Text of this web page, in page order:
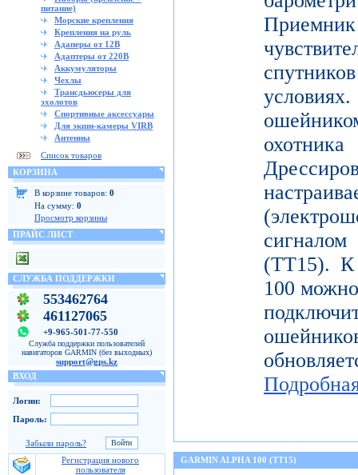
питание)
Морские крепления
Крепления на руль
Адаперы от 12В
Адаптеры от 220В
Аккумуляторы
Чехлы
Трансдьюсеры для
эхолотов
Спортивные аксессуары
Для экшн-камеры VIRB
Антенны
Список товаров
КОРЗИНА
В корзине товаров: 0
На сумму: 0
Просмотр корзины
ПРАЙС ЛИСТ
СЛУЖБА ПОДДЕРЖКИ
553462764
461127065
+9-965-501-77-550
Служба поддержки пользователей
навигаторов GARMIN (без выходных)
support@gps.kz
ВХОД
Логин:
Пароль:
Забыли пароль?
Регистрация нового
пользователя
(TT15). К
100 можно
GARMIN ALPHA 100 (TT15)